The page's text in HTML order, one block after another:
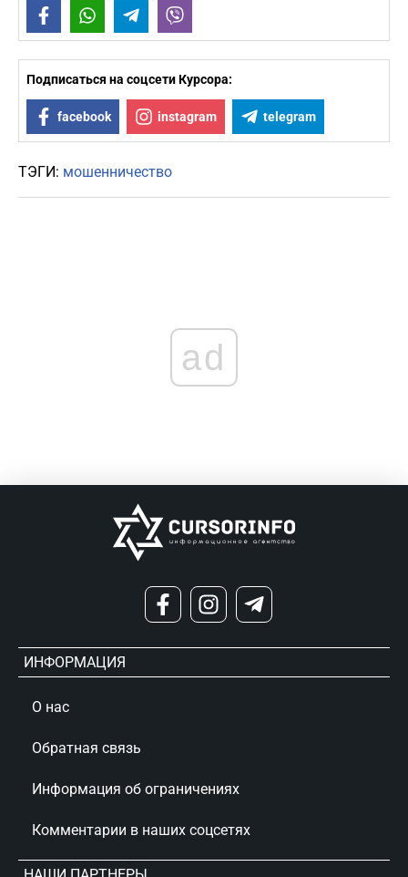
FacebookWhatsAppTelegram
Подписаться на соцсети Курсора:
facebook instagram telegram
ТЭГИ: мошенничество
ad
ИНФОРМАЦИЯ
О нас
Обратная связь
Информация об ограничениях
Комментарии в наших соцсетях